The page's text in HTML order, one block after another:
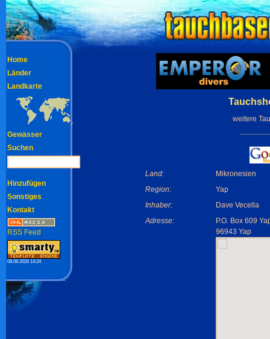
weitere
Land:
Mikronesien
Region:
Yap
Inhaber:
Dave Vecella
Adresse:
P.O. Box 609
96943 Yap
Home
Länder
Landkarte
Gewässer
Suchen
Hinzufügen
Sonstiges
Kontakt
RSS Feed
08.08.2026 14:24